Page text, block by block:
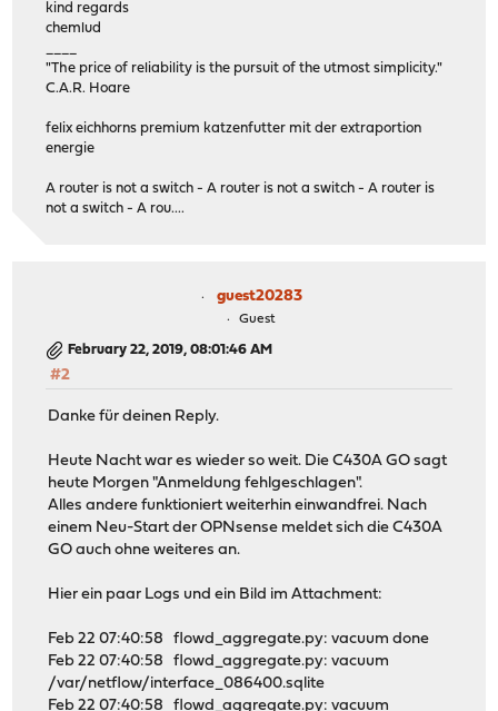
kind regards
chemlud
"The price of reliability is the pursuit of the utmost simplicity."
C.A.R. Hoare
felix eichhorns premium katzenfutter mit der extraportion
energie
A router is not a switch - A router is not a switch - A router is
not a switch - A rou....
guest20283
Guest
February 22, 2019, 08:01:46 AM
#2
Danke für deinen Reply.
Heute Nacht war es wieder so weit. Die C430A GO sagt
heute Morgen "Anmeldung fehlgeschlagen".
Alles andere funktioniert weiterhin einwandfrei. Nach
einem Neu-Start der OPNsense meldet sich die C430A
GO auch ohne weiteres an.
Hier ein paar Logs und ein Bild im Attachment:
Feb 22 07:40:58 flowd_aggregate.py: vacuum done
Feb 22 07:40:58 flowd_aggregate.py: vacuum
/var/netflow/interface_086400.sqlite
Feb 22 07:40:58 flowd_aggregate.py: vacuum